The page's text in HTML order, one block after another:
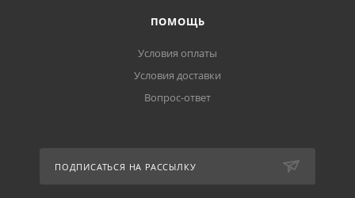
ПОМОЩЬ
Условия оплаты
Условия доставки
Вопрос-ответ
ПОДПИСАТЬСЯ НА РАССЫЛКУ